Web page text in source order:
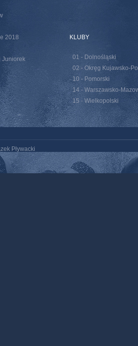
2018
Juniorek
KLUBY
01 - Dolnośląski
02 - Okręg Kujawsko-
10 - Pomorski
14 - Warszawsko-
15 - Wielkopolski
Pływacki